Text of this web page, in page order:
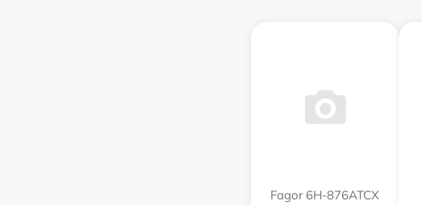
Fagor 6H-876ATCX